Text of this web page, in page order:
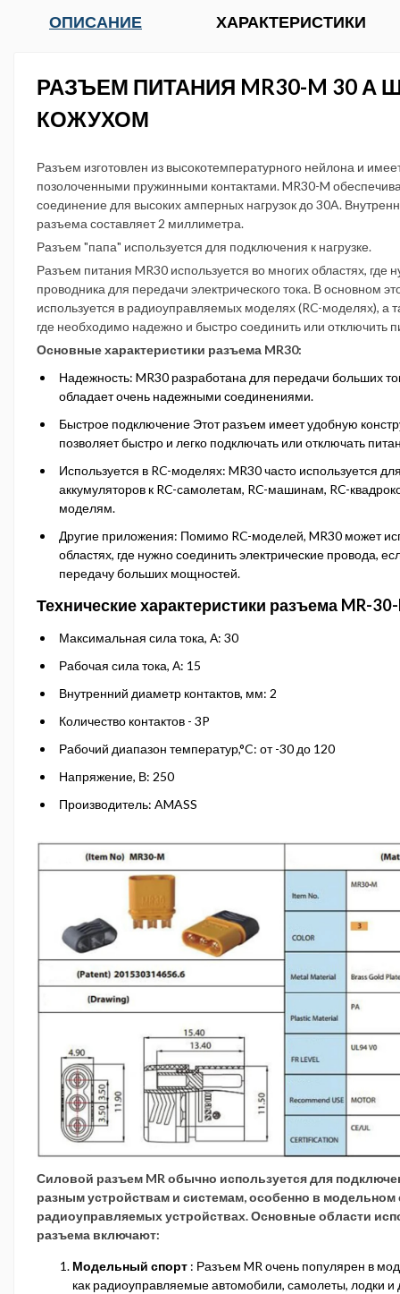
ОПИСАНИЕ ХАРАКТЕРИСТИКИ
РАЗЪЕМ ПИТАНИЯ MR30-M 30 А
КОЖУХОМ
Разъем изготовлен из высокотемпературного нейлона и
позолоченными пружинными контактами. MR30-M
соединение для высоких амперных нагрузок до 30A.
разъема составляет 2 миллиметра.
Разъем "папа" используется для подключения к нагрузке.
Разъем питания MR30 используется во многих областях, где
проводника для передачи электрического тока. В основном
используется в радиоуправляемых моделях (RC-моделях), а
где необходимо надежно и быстро соединить или отключить
Основные характеристики разъема MR30:
Надежность: MR30 разработана для передачи больших
обладает очень надежными соединениями.
Быстрое подключение Этот разъем имеет удобную
позволяет быстро и легко подключать или отключать
Используется в RC-моделях: MR30 часто используется
аккумуляторов к RC-самолетам, RC-машинам, RC-
моделям.
Другие приложения: Помимо RC-моделей, MR30 может
областях, где нужно соединить электрические провода,
передачу больших мощностей.
Технические характеристики разъема MR-
Максимальная сила тока, А: 30
Рабочая сила тока, А: 15
Внутренний диаметр контактов, мм: 2
Количество контактов - 3P
Рабочий диапазон температур,°C: от -30 до 120
Напряжение, В: 250
Производитель: AMASS
Силовой разъем MR обычно используется для
разным устройствам и системам, особенно в модельном
радиоуправляемых устройствах. Основные области
разъема включают:
Модельный спорт : Разъем MR очень популярен в
как радиоуправляемые автомобили, самолеты, лодки